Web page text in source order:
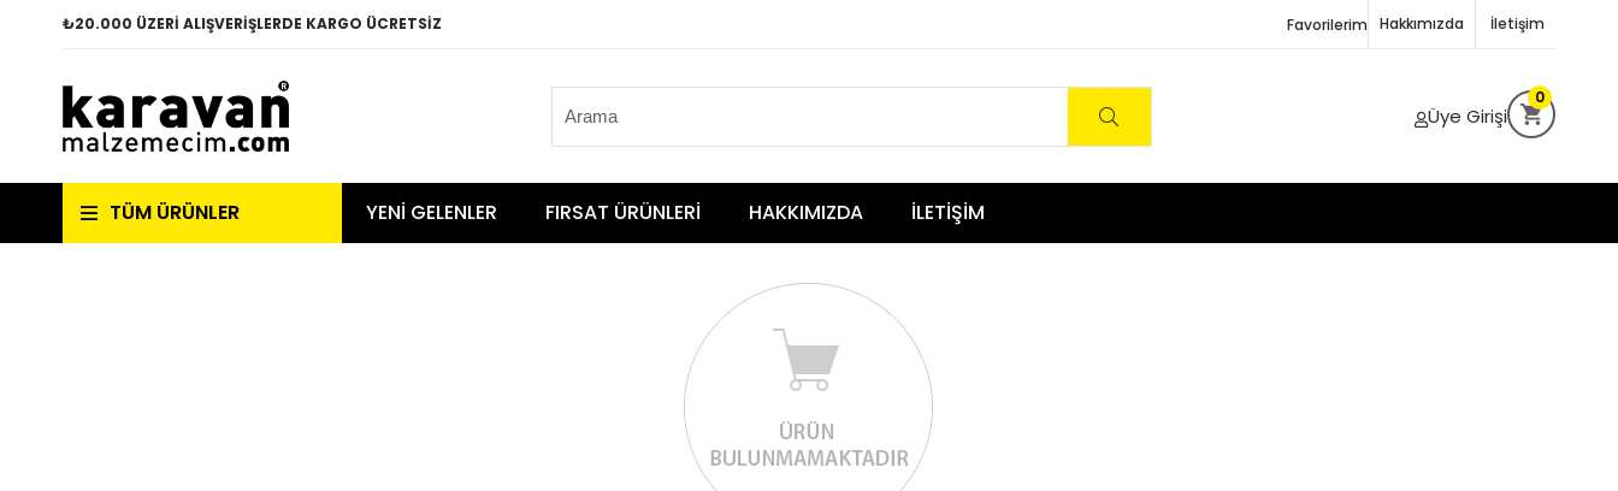
₺20.000 ÜZERİ ALIŞVERİŞLERDE KARGO ÜCRETSİZ Favorilerim Hakkımızda İletişim
Üye Girişi
0
TÜM ÜRÜNLER YENİ GELENLER FIRSAT ÜRÜNLERİ HAKKIMIZDA İLETİŞİM